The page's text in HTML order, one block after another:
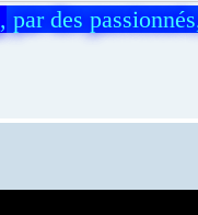
, par des